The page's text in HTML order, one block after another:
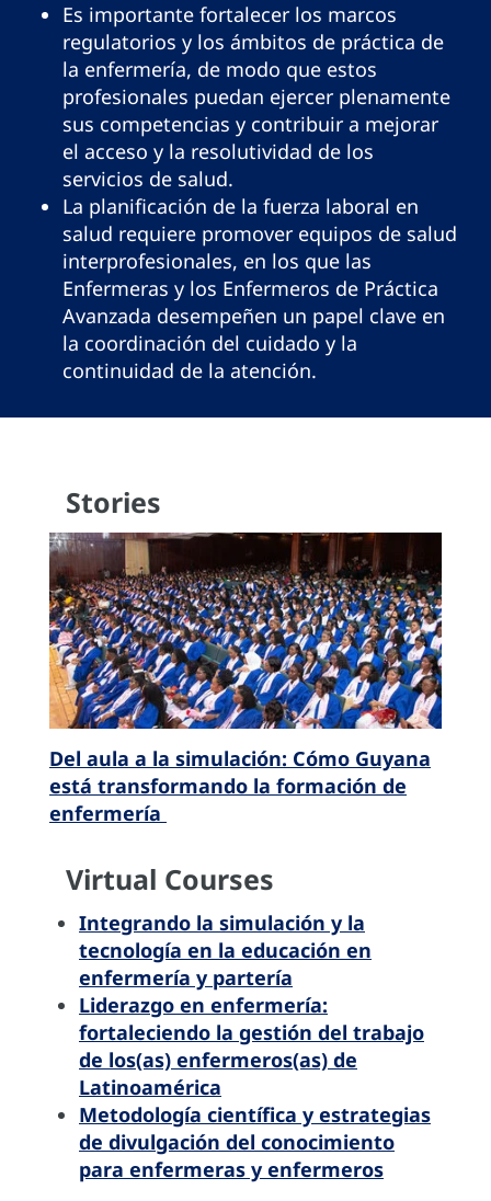
Es importante fortalecer los marcos
regulatorios y los ámbitos de práctica de
la enfermería, de modo que estos
profesionales puedan ejercer plenamente
sus competencias y contribuir a mejorar
el acceso y la resolutividad de los
servicios de salud.
La planificación de la fuerza laboral en
salud requiere promover equipos de salud
interprofesionales, en los que las
Enfermeras y los Enfermeros de Práctica
Avanzada desempeñen un papel clave en
la coordinación del cuidado y la
continuidad de la atención.
Stories
Del aula a la simulación: Cómo Guyana
está transformando la formación de
enfermería
Virtual Courses
Integrando la simulación y la
tecnología en la educación en
enfermería y partería
Liderazgo en enfermería:
fortaleciendo la gestión del trabajo
de los(as) enfermeros(as) de
Latinoamérica
Metodología científica y estrategias
de divulgación del conocimiento
para enfermeras y enfermeros